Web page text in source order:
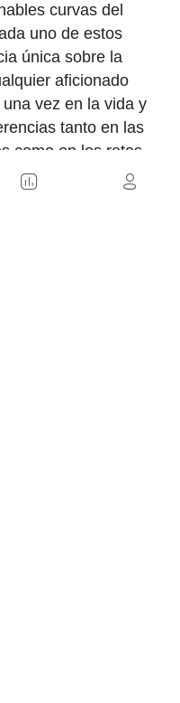
curvas del
uno de estos
única sobre la
aficionado
vez en la vida y
tanto en las
como en los retos
cada temporada.